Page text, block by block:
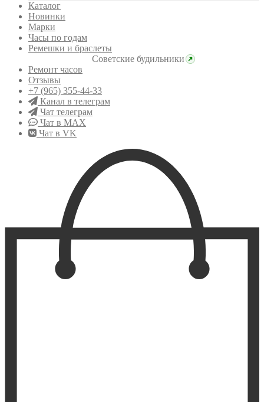
Каталог
Новинки
Марки
Часы по годам
Ремешки и браслеты
Советские будильники
Ремонт часов
Отзывы
+7 (965) 355-44-33
Канал в телеграм
Чат телеграм
Чат в MAX
Чат в VK